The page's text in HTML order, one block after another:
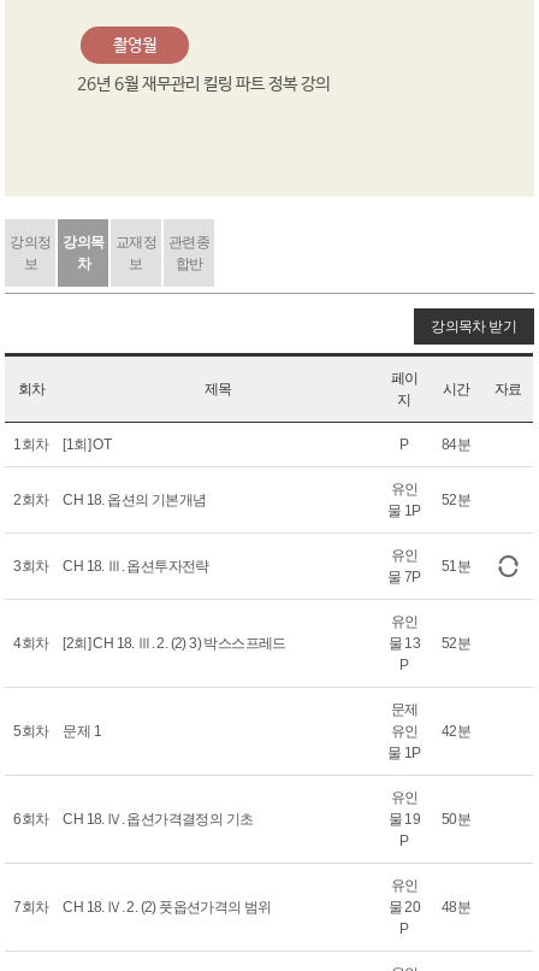
촬영월
26년 6월 재무관리 킬링 파트 정복 강의
강의정
보
강의목
차
교재정
보
관련종
합반
강의목차 받기
회차 제목
페이
지
시간 자료
1회차 [1회] OT P 84분
2회차 CH 18. 옵션의 기본개념
유인
물 1P
52분
3회차 CH 18. Ⅲ. 옵션투자전략
유인
물 7P
51분
4회차 [2회] CH 18. Ⅲ. 2. (2) 3) 박스스프레드
유인
물 13
P
52분
5회차 문제 1
문제
유인
물 1P
42분
6회차 CH 18. Ⅳ. 옵션가격결정의 기초
유인
물 19
P
50분
7회차 CH 18. Ⅳ. 2. (2) 풋옵션가격의 범위
유인
물 20
P
48분